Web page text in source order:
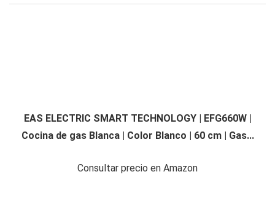
EAS ELECTRIC SMART TECHNOLOGY | EFG660W |
Cocina de gas Blanca | Color Blanco | 60 cm | Gas...
Consultar precio en Amazon